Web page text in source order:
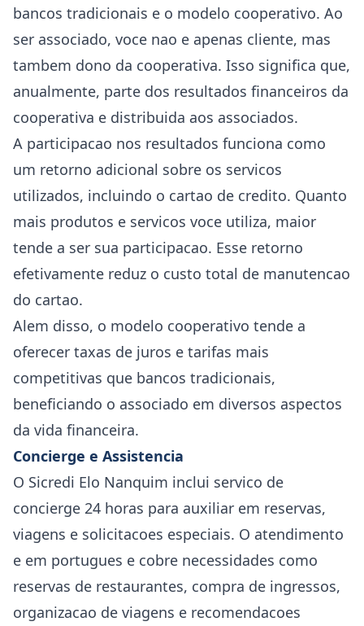
bancos tradicionais e o modelo cooperativo. Ao
ser associado, voce nao e apenas cliente, mas
tambem dono da cooperativa. Isso significa que,
anualmente, parte dos resultados financeiros da
cooperativa e distribuida aos associados.
A participacao nos resultados funciona como
um retorno adicional sobre os servicos
utilizados, incluindo o cartao de credito. Quanto
mais produtos e servicos voce utiliza, maior
tende a ser sua participacao. Esse retorno
efetivamente reduz o custo total de manutencao
do cartao.
Alem disso, o modelo cooperativo tende a
oferecer taxas de juros e tarifas mais
competitivas que bancos tradicionais,
beneficiando o associado em diversos aspectos
da vida financeira.
Concierge e Assistencia
O Sicredi Elo Nanquim inclui servico de
concierge 24 horas para auxiliar em reservas,
viagens e solicitacoes especiais. O atendimento
e em portugues e cobre necessidades como
reservas de restaurantes, compra de ingressos,
organizacao de viagens e recomendacoes